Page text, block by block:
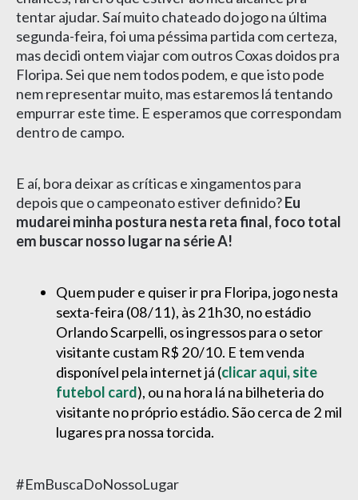
tentar ajudar. Saí muito chateado do jogo na última
segunda-feira, foi uma péssima partida com certeza,
mas decidi ontem viajar com outros Coxas doidos pra
Floripa. Sei que nem todos podem, e que isto pode
nem representar muito, mas estaremos lá tentando
empurrar este time. E esperamos que correspondam
dentro de campo.
E aí, bora deixar as críticas e xingamentos para
depois que o campeonato estiver definido?Eu
mudarei minha postura nesta reta final, foco total
em buscar nosso lugar na série A!
Quem puder e quiser ir pra Floripa, jogo nesta
sexta-feira (08/11), às 21h30, no estádio
Orlando Scarpelli, os ingressos para o setor
visitante custam R$ 20/10. E tem venda
disponível pela internet já (clicar aqui, site
futebol card), ou na hora lá na bilheteria do
visitante no próprio estádio. São cerca de 2 mil
lugares pra nossa torcida.
#EmBuscaDoNossoLugar